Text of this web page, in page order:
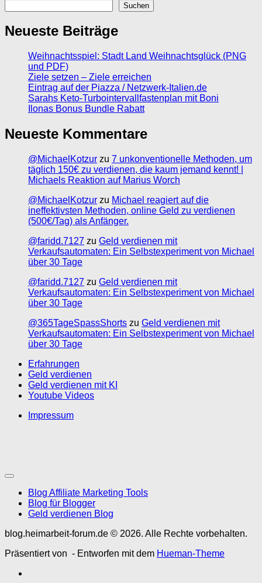
Suchen
Neueste Beiträge
Weihnachtsspiel: Stadt Land Weihnachtsglück (PNG
und PDF)
Ziele setzen – Ziele erreichen
Eintrag auf der Piazza / Netzwerk-Italien.de
Sarahs Keto-Turbointervallfastenplan mit Boni
Ilonas Bonus Bundle Rabatt
Neueste Kommentare
@MichaelKotzur zu 7 unkonventionelle Methoden, um
täglich 150€ zu verdienen, die kaum jemand kennt! |
Michaels Reaktion auf Marius Worch
@MichaelKotzur zu Michael reagiert auf die
ineffektivsten Methoden, online Geld zu verdienen
(500€/Tag) als Anfänger.
@faridd.7127 zu Geld verdienen mit
Verkaufsautomaten: Ein Selbstexperiment von Michael
über 30 Tage
@faridd.7127 zu Geld verdienen mit
Verkaufsautomaten: Ein Selbstexperiment von Michael
über 30 Tage
@365TageSpassShorts zu Geld verdienen mit
Verkaufsautomaten: Ein Selbstexperiment von Michael
über 30 Tage
Erfahrungen
Geld verdienen
Geld verdienen mit KI
Youtube Videos
Impressum
Blog Affiliate Marketing Tools
Blog für Blogger
Geld verdienen Blog
blog.heimarbeit-forum.de © 2026. Alle Rechte vorbehalten.
Präsentiert von - Entworfen mit dem Hueman-Theme